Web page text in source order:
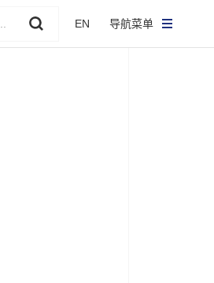
EN 导航菜单